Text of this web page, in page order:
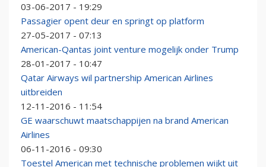
03-06-2017 - 19:29
Passagier opent deur en springt op platform
27-05-2017 - 07:13
American-Qantas joint venture mogelijk onder Trump
28-01-2017 - 10:47
Qatar Airways wil partnership American Airlines
uitbreiden
12-11-2016 - 11:54
GE waarschuwt maatschappijen na brand American
Airlines
06-11-2016 - 09:30
Toestel American met technische problemen wijkt uit